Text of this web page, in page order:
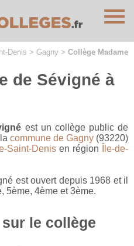
Denis > Gagny > Collège Madame
de Sévigné à
est un collège public de
commune de Gagny (93220)
Saint-Denis en région
Île-de-
est ouvert depuis 1968 et il
5ème, 4ème et 3ème.
le collège